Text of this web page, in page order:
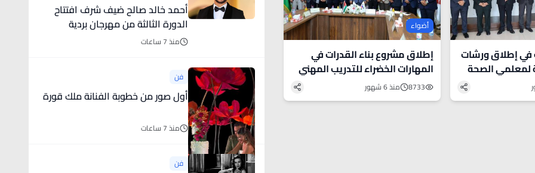
في إطلاق ورشات
لمعلمي الصحة
أضواء
إطلاق مشروع بناء القدرات في
المهارات الخضراء للتدريب المهني
في الأردن
8733 منذ 6 شهور
أحمد خالد صالح ضيف شرف افتتاح
الدورة الثالثة من مهرجان بردية
السينمائى
منذ 7 ساعات
فن
أول صور من خطوبة الفنانة ملك قورة
منذ 7 ساعات
فن